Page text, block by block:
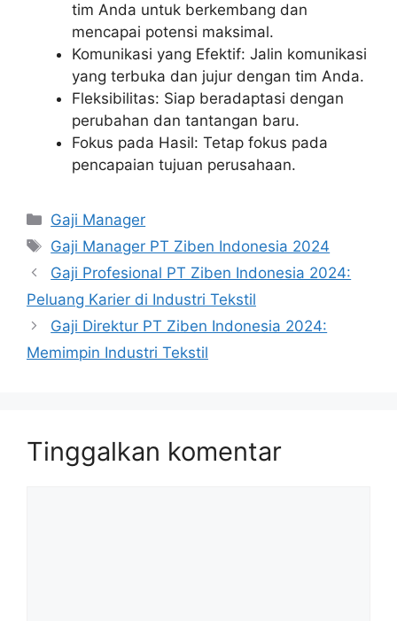
tim Anda untuk berkembang dan
mencapai potensi maksimal.
Komunikasi yang Efektif: Jalin komunikasi
yang terbuka dan jujur dengan tim Anda.
Fleksibilitas: Siap beradaptasi dengan
perubahan dan tantangan baru.
Fokus pada Hasil: Tetap fokus pada
pencapaian tujuan perusahaan.
Kategori
Gaji Manager
Tag
Gaji Manager PT Ziben Indonesia 2024
Gaji Profesional PT Ziben Indonesia 2024:
Peluang Karier di Industri Tekstil
Gaji Direktur PT Ziben Indonesia 2024:
Memimpin Industri Tekstil
Tinggalkan komentar